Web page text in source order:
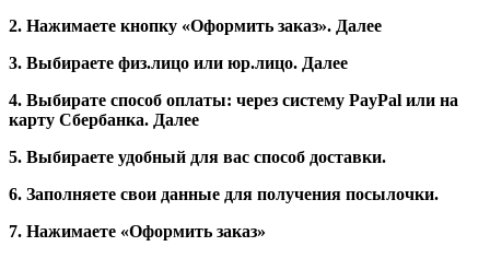
2. Нажимаете кнопку «Оформить заказ». Далее
3. Выбираете физ.лицо или юр.лицо. Далее
4. Выбирате способ оплаты: через систему PayPal или на
карту Сбербанка. Далее
5. Выбираете удобный для вас способ доставки.
6. Заполняете свои данные для получения посылочки.
7. Нажимаете «Оформить заказ»